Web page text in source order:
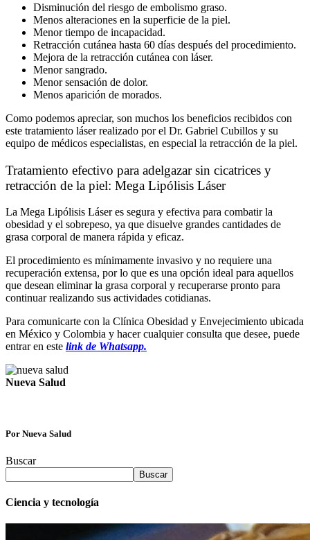
Disminución del riesgo de embolismo graso.
Menos alteraciones en la superficie de la piel.
Menor tiempo de incapacidad.
Retracción cutánea hasta 60 días después del procedimiento.
Mejora de la retracción cutánea con láser.
Menor sangrado.
Menor sensación de dolor.
Menos aparición de morados.
Como podemos apreciar, son muchos los beneficios recibidos con
este tratamiento láser realizado por el Dr. Gabriel Cubillos y su
equipo de médicos especialistas, en especial la retracción de la piel.
Tratamiento efectivo para adelgazar sin cicatrices y
retracción de la piel: Mega Lipólisis Láser
La Mega Lipólisis Láser es segura y efectiva para combatir la
obesidad y el sobrepeso, ya que disuelve grandes cantidades de
grasa corporal de manera rápida y eficaz.
El procedimiento es mínimamente invasivo y no requiere una
recuperación extensa, por lo que es una opción ideal para aquellos
que desean eliminar la grasa corporal y recuperarse pronto para
continuar realizando sus actividades cotidianas.
Para comunicarte con la Clínica Obesidad y Envejecimiento ubicada
en México y Colombia y hacer cualquier consulta que desee, puede
entrar en este link de Whatsapp.
Nueva Salud
Por Nueva Salud
Buscar
Buscar
Ciencia y tecnología